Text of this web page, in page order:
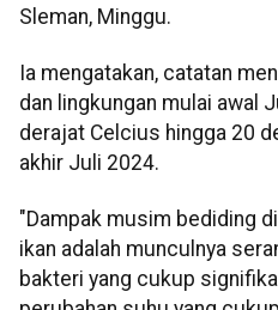
Sleman, Minggu.
Ia mengatakan, catatan
dan lingkungan mulai awal
derajat Celcius hingga 20
akhir Juli 2024.
"Dampak musim bediding
ikan adalah munculnya
bakteri yang cukup